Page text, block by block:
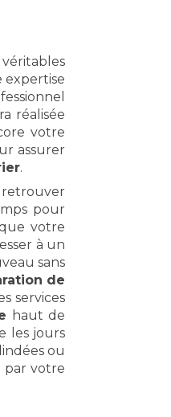
expertise
réalisée
votre
assurer
.
pour
votre
à un
sans
de
services
haut de
les jours
ou
par votre